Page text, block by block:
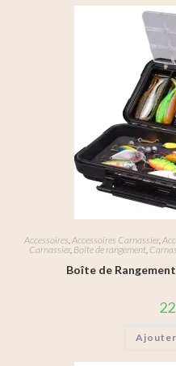
Accessoires,Accessoires Carnassier,
Carnassier, Boîte de rangement,
Boîte de
Ajouter